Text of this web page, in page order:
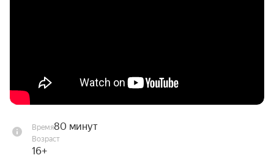
Время80 минут
Возраст
16+